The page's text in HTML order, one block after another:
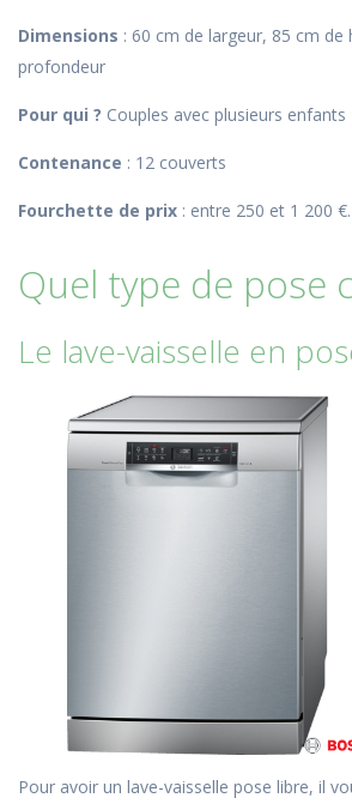
Dimensions : 60 cm de largeur, 85 cm de
profondeur
Pour qui ? Couples avec plusieurs enfants
Contenance : 12 couverts
Fourchette de prix : entre 250 et 1 200 €.
Quel type de pose
Le lave-vaisselle en
Pour avoir un lave-vaisselle pose libre, il